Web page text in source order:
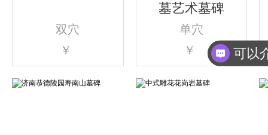
双穴
￥
墓艺术墓碑
单穴
￥